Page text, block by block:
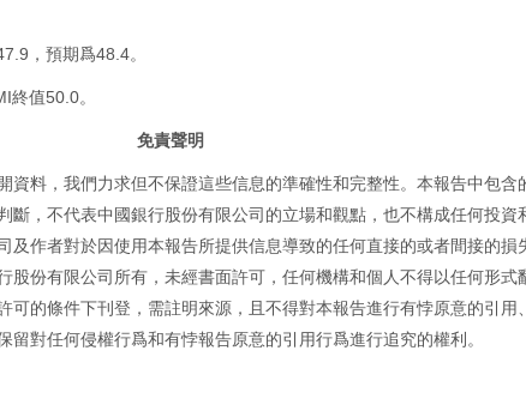
，預期爲48.4。
終值50.0。
免責聲明
資料，我們力求但不保證這些信息的準確性和完整性。本報告中包含
斷，不代表中國銀行股份有限公司的立場和觀點，也不構成任何投資
及作者對於因使用本報告所提供信息導致的任何直接的或者間接的損
股份有限公司所有，未經書面許可，任何機構和個人不得以任何形式
可的條件下刊登，需註明來源，且不得對本報告進行有悖原意的引用
留對任何侵權行爲和有悖報告原意的引用行爲進行追究的權利。